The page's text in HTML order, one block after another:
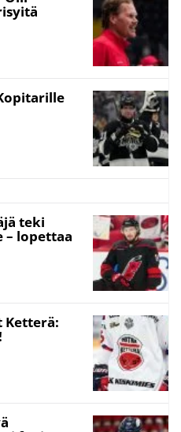
teki
– lopettaa
Ketterä: